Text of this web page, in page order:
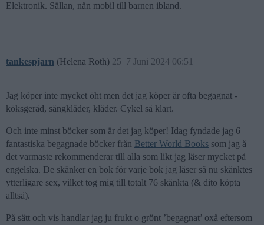
Elektronik. Sällan, nån mobil till barnen ibland.
tankespjarn (Helena Roth) 7 Juni 2024 06:51
25
Jag köper inte mycket öht men det jag köper är ofta begagnat -
köksgeråd, sängkläder, kläder. Cykel så klart.
Och inte minst böcker som är det jag köper! Idag fyndade jag 6
fantastiska begagnade böcker från Better World Books som jag å
det varmaste rekommenderar till alla som likt jag läser mycket på
engelska. De skänker en bok för varje bok jag läser så nu skänktes
ytterligare sex, vilket tog mig till totalt 76 skänkta (& dito köpta
alltså).
På sätt och vis handlar jag ju frukt o grönt ’begagnat’ oxå eftersom